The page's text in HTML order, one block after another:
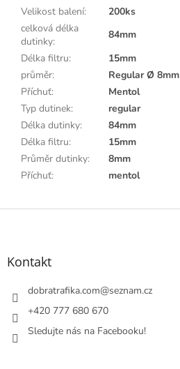
Velikost balení:
200ks
celková délka
dutinky:
84mm
Délka filtru:
15mm
průměr:
Regular Ø 8mm
Příchuť:
Mentol
Typ dutinek:
regular
Délka dutinky:
84mm
Délka filtru:
15mm
Průměr dutinky:
8mm
Příchuť: mentol
Z
Kontakt
dobratrafika.com@seznam.cz
+420 777 680 670
Sledujte nás na Facebooku!